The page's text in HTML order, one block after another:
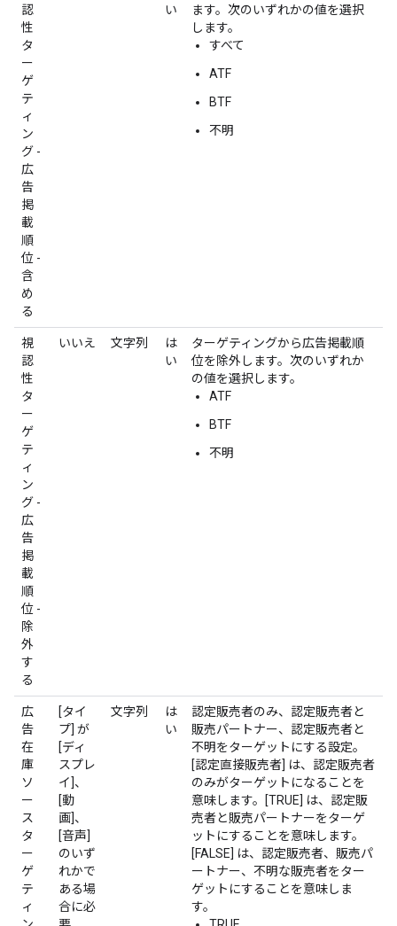
認
性
タ
ー
ゲ
テ
ィ
ン
グ -
広
告
掲
載
順
位 -
含
め
る
い
ます。次のいずれかの値を選択
します。
すべて
ATF
BTF
不明
視
認
性
タ
ー
ゲ
テ
ィ
ン
グ -
広
告
掲
載
順
位 -
除
外
す
る
いいえ 文字列
は
い
ターゲティングから広告掲載順
位を除外します。次のいずれか
の値を選択します。
ATF
BTF
不明
広
告
在
庫
ソ
ー
ス
タ
ー
ゲ
テ
ィ
[タイ
プ] が
[ディ
スプレ
イ]、
[動
画]、
[音声]
のいず
れかで
ある場
合に必
文字列
は
い
認定販売者のみ、認定販売者と
販売パートナー、認定販売者と
不明をターゲットにする設定。
[認定直接販売者] は、認定販売者
のみがターゲットになることを
意味します。[TRUE] は、認定販
売者と販売パートナーをターゲ
ットにすることを意味します。
[FALSE] は、認定販売者、販売パ
ートナー、不明な販売者をター
ゲットにすることを意味しま
す。